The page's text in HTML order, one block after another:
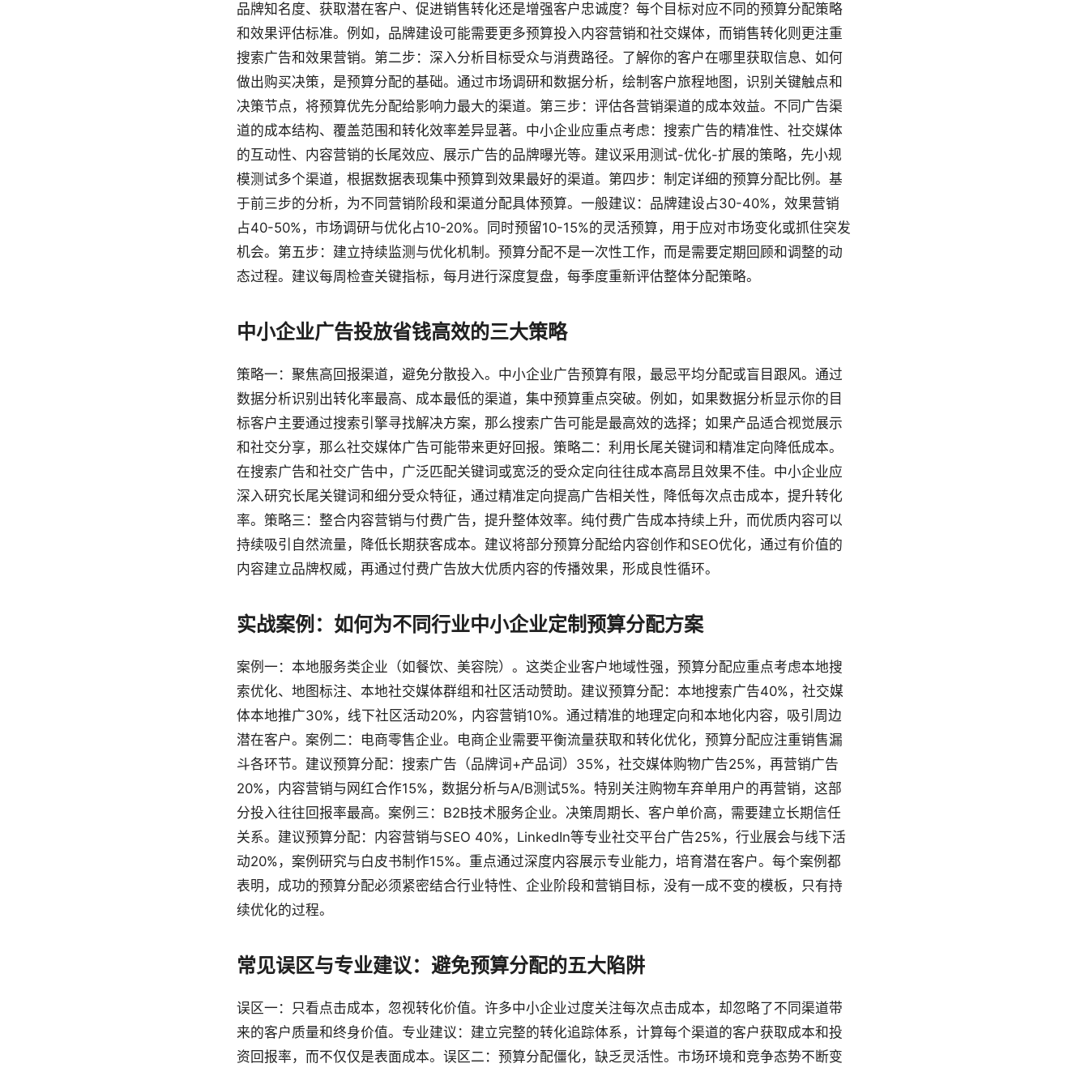
品牌知名度、获取潜在客户、促进销售转化还是增强客户忠诚度？每个目标对应不同的预算分配策略
和效果评估标准。例如，品牌建设可能需要更多预算投入内容营销和社交媒体，而销售转化则更注重
搜索广告和效果营销。第二步：深入分析目标受众与消费路径。了解你的客户在哪里获取信息、如何
做出购买决策，是预算分配的基础。通过市场调研和数据分析，绘制客户旅程地图，识别关键触点和
决策节点，将预算优先分配给影响力最大的渠道。第三步：评估各营销渠道的成本效益。不同广告渠
道的成本结构、覆盖范围和转化效率差异显著。中小企业应重点考虑：搜索广告的精准性、社交媒体
的互动性、内容营销的长尾效应、展示广告的品牌曝光等。建议采用测试-优化-扩展的策略，先小规
模测试多个渠道，根据数据表现集中预算到效果最好的渠道。第四步：制定详细的预算分配比例。基
于前三步的分析，为不同营销阶段和渠道分配具体预算。一般建议：品牌建设占30-40%，效果营销
占40-50%，市场调研与优化占10-20%。同时预留10-15%的灵活预算，用于应对市场变化或抓住突发
机会。第五步：建立持续监测与优化机制。预算分配不是一次性工作，而是需要定期回顾和调整的动
态过程。建议每周检查关键指标，每月进行深度复盘，每季度重新评估整体分配策略。
中小企业广告投放省钱高效的三大策略
策略一：聚焦高回报渠道，避免分散投入。中小企业广告预算有限，最忌平均分配或盲目跟风。通过
数据分析识别出转化率最高、成本最低的渠道，集中预算重点突破。例如，如果数据分析显示你的目
标客户主要通过搜索引擎寻找解决方案，那么搜索广告可能是最高效的选择；如果产品适合视觉展示
和社交分享，那么社交媒体广告可能带来更好回报。策略二：利用长尾关键词和精准定向降低成本。
在搜索广告和社交广告中，广泛匹配关键词或宽泛的受众定向往往成本高昂且效果不佳。中小企业应
深入研究长尾关键词和细分受众特征，通过精准定向提高广告相关性，降低每次点击成本，提升转化
率。策略三：整合内容营销与付费广告，提升整体效率。纯付费广告成本持续上升，而优质内容可以
持续吸引自然流量，降低长期获客成本。建议将部分预算分配给内容创作和SEO优化，通过有价值的
内容建立品牌权威，再通过付费广告放大优质内容的传播效果，形成良性循环。
实战案例：如何为不同行业中小企业定制预算分配方案
案例一：本地服务类企业（如餐饮、美容院）。这类企业客户地域性强，预算分配应重点考虑本地搜
索优化、地图标注、本地社交媒体群组和社区活动赞助。建议预算分配：本地搜索广告40%，社交媒
体本地推广30%，线下社区活动20%，内容营销10%。通过精准的地理定向和本地化内容，吸引周边
潜在客户。案例二：电商零售企业。电商企业需要平衡流量获取和转化优化，预算分配应注重销售漏
斗各环节。建议预算分配：搜索广告（品牌词+产品词）35%，社交媒体购物广告25%，再营销广告
20%，内容营销与网红合作15%，数据分析与A/B测试5%。特别关注购物车弃单用户的再营销，这部
分投入往往回报率最高。案例三：B2B技术服务企业。决策周期长、客户单价高，需要建立长期信任
关系。建议预算分配：内容营销与SEO 40%，LinkedIn等专业社交平台广告25%，行业展会与线下活
动20%，案例研究与白皮书制作15%。重点通过深度内容展示专业能力，培育潜在客户。每个案例都
表明，成功的预算分配必须紧密结合行业特性、企业阶段和营销目标，没有一成不变的模板，只有持
续优化的过程。
常见误区与专业建议：避免预算分配的五大陷阱
误区一：只看点击成本，忽视转化价值。许多中小企业过度关注每次点击成本，却忽略了不同渠道带
来的客户质量和终身价值。专业建议：建立完整的转化追踪体系，计算每个渠道的客户获取成本和投
资回报率，而不仅仅是表面成本。误区二：预算分配僵化，缺乏灵活性。市场环境和竞争态势不断变